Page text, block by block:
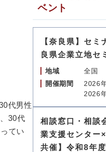
代男性
30代
てい
ベント
【奈良県】セミ
良県企業立地セ
地域
全国
開催期間
2026
2026
相談窓口・相談
業支援センター
共催】令和8年